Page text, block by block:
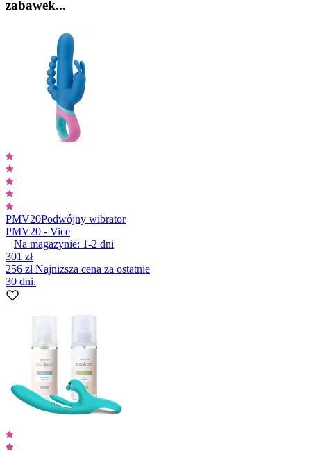
zabawek...
PMV20Podwójny wibrator
PMV20 - Vice
Na magazynie: 1-2 dni
301 zł
256 złNajniższa cena za ostatnie
30 dni.